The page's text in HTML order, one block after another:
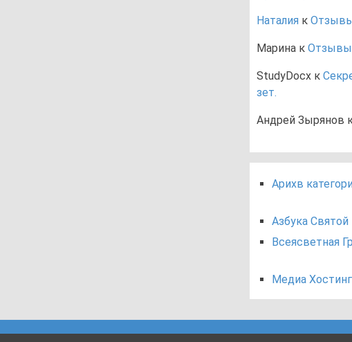
Наталия к
Марина к Отзывы
StudyDocx к
зет.
Андрей Зырянов
Арихв
Азбука Святой
Всеясветная
Медиа